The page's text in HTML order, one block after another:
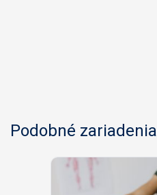
Podobné zariadenia